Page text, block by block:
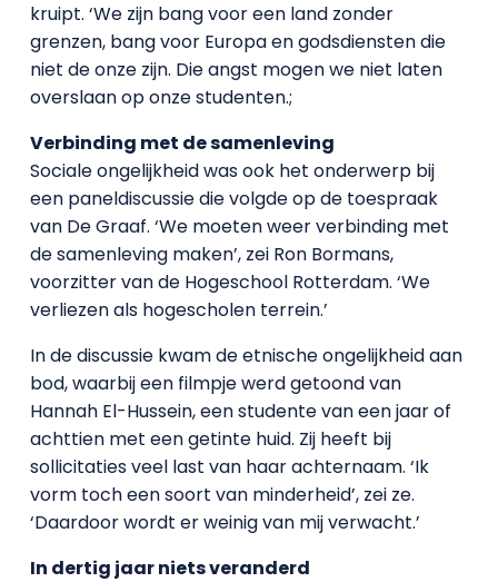
kruipt. ‘We zijn bang voor een land zonder
grenzen, bang voor Europa en godsdiensten die
niet de onze zijn. Die angst mogen we niet laten
overslaan op onze studenten.;
Verbinding met de samenleving
Sociale ongelijkheid was ook het onderwerp bij
een paneldiscussie die volgde op de toespraak
van De Graaf. ‘We moeten weer verbinding met
de samenleving maken’, zei Ron Bormans,
voorzitter van de Hogeschool Rotterdam. ‘We
verliezen als hogescholen terrein.’
In de discussie kwam de etnische ongelijkheid aan
bod, waarbij een filmpje werd getoond van
Hannah El-Hussein, een studente van een jaar of
achttien met een getinte huid. Zij heeft bij
sollicitaties veel last van haar achternaam. ‘Ik
vorm toch een soort van minderheid’, zei ze.
‘Daardoor wordt er weinig van mij verwacht.’
In dertig jaar niets veranderd